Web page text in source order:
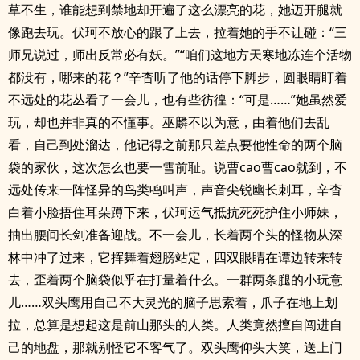
草不生，谁能想到禁地却开遍了这么漂亮的花，她迈开腿就
像跑去玩。伏珂不放心的跟了上去，拉着她的手不让碰：“三
师兄说过，师出反常必有妖。”“咱们这地方天寒地冻连个活物
都没有，哪来的花？”辛杳听了他的话停下脚步，圆眼睛盯着
不远处的花丛看了一会儿，也有些彷徨：“可是……”她虽然爱
玩，却也并非真的不懂事。巫麟不以为意，由着他们去乱
看，自己到处溜达，他记得之前那只差点要他性命的两个脑
袋的家伙，这次怎么也要一雪前耻。说曹cao曹cao就到，不
远处传来一阵怪异的鸟类鸣叫声，声音尖锐幽长刺耳，辛杳
白着小脸捂住耳朵蹲下来，伏珂运气抵抗死死护住小师妹，
抽出腰间长剑准备迎战。不一会儿，长着两个头的怪物从深
林中冲了过来，它挥舞着翅膀站定，四双眼睛在谭边转来转
去，歪着两个脑袋似乎在打量着什么。一群两条腿的小玩意
儿……双头鹰用自己不大灵光的脑子思索着，爪子在地上划
拉，总算是想起这是前山那头的人类。人类竟然擅自闯进自
己的地盘，那就别怪它不客气了。双头鹰仰头大笑，送上门